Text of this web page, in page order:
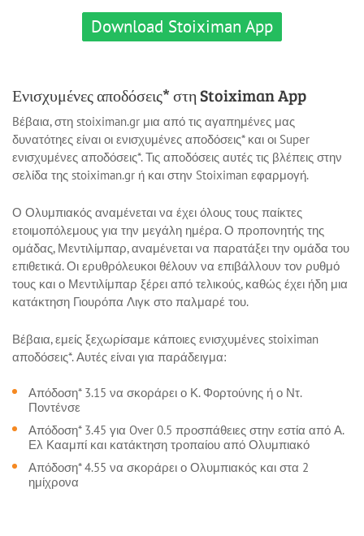
Download Stoiximan App
Ενισχυμένες αποδόσεις* στη Stoiximan App
Bέβαια, στη stoiximan.gr μια από τις αγαπημένες μας
δυνατότηες είναι οι ενισχυμένες αποδόσεις* και οι Super
ενισχυμένες αποδόσεις*. Τις αποδόσεις αυτές τις βλέπεις στην
σελίδα της stoiximan.gr ή και στην Stoiximan εφαρμογή.
Ο Ολυμπιακός αναμένεται να έχει όλους τους παίκτες
ετοιμοπόλεμους για την μεγάλη ημέρα. Ο προπονητής της
ομάδας, Μεντιλίμπαρ, αναμένεται να παρατάξει την ομάδα του
επιθετικά. Οι ερυθρόλευκοι θέλουν να επιβάλλουν τον ρυθμό
τους και ο Μεντιλίμπαρ ξέρει από τελικούς, καθώς έχει ήδη μια
κατάκτηση Γιουρόπα Λιγκ στο παλμαρέ του.
Βέβαια, εμείς ξεχωρίσαμε κάποιες ενισχυμένες stoiximan
αποδόσεις*. Αυτές είναι για παράδειγμα:
Απόδοση* 3.15 να σκοράρει ο Κ. Φορτούνης ή ο Ντ.
Ποντένσε
Απόδοση* 3.45 για Over 0.5 προσπάθειες στην εστία από Α.
Ελ Κααμπί και κατάκτηση τροπαίου από Ολυμπιακό
Απόδοση* 4.55 να σκοράρει ο Ολυμπιακός και στα 2
ημίχρονα